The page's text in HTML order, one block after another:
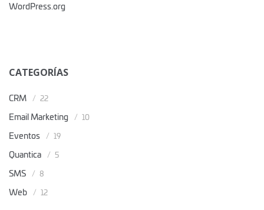
WordPress.org
CATEGORÍAS
CRM 22
Email Marketing 10
Eventos 19
Quantica 5
SMS 8
Web 12